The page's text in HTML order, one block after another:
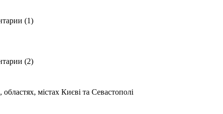
(1)
(2)
містах Києві та Севастополі